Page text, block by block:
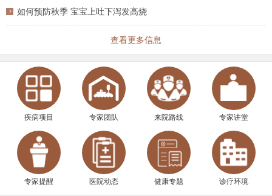
如何预防秋季 宝宝上吐下泻发高烧
查看更多信息
疾病项目 专家团队 来院路线 专家讲堂
专家提醒 医院动态 健康专题 诊疗环境